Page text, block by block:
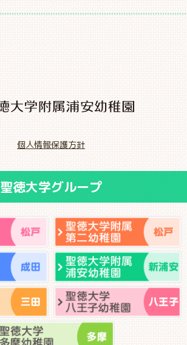
聖徳大学グループ
個人情報保護方針